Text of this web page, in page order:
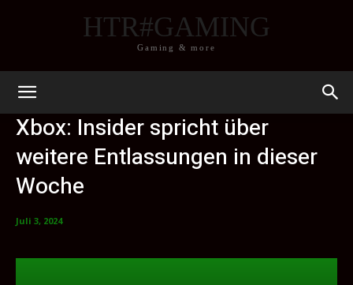
HTR#GAMING
Gaming & more
Xbox: Insider spricht über
weitere Entlassungen in dieser
Woche
Juli 3, 2024